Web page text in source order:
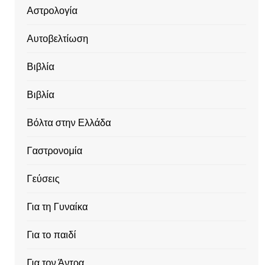
Αστρολογία
Αυτοβελτίωση
Βιβλία
Βιβλία
Βόλτα στην Ελλάδα
Γαστρονομία
Γεύσεις
Για τη Γυναίκα
Για το παιδί
Για τον Άντρα